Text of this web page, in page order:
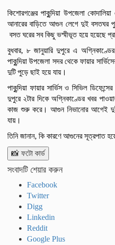
কিশোরগঞ্জের পাকুন্দিয়া উপজেলা
আনারের বাড়িতে আগুন লেগে দুই বসতঘর
বসত ঘরের সব কিছু ভস্মীভূত হয়ে হয়েছে
বুধবার, ৮ জানুয়ারি দুপুরে এ
পাকুন্দিয়া উপজেলা সদর থেকে ফায়ার
দুটি পুড়ে ছাই হয়ে যায়।
পাকুন্দিয়া ফায়ার সার্ভিস ও সিভিল
দুপুরে ২টার দিকে অগ্নিকাণ্ডের খবর
কাজ শুরু করে। আগুন নিভানোর আগেই
যায়।
তিনি জানান, কি কারণে আগুনের সূত্রপাত
📸 ফটো কার্ড
সংবাদটি শেয়ার করুন
Facebook
Twitter
Digg
Linkedin
Reddit
Google Plus